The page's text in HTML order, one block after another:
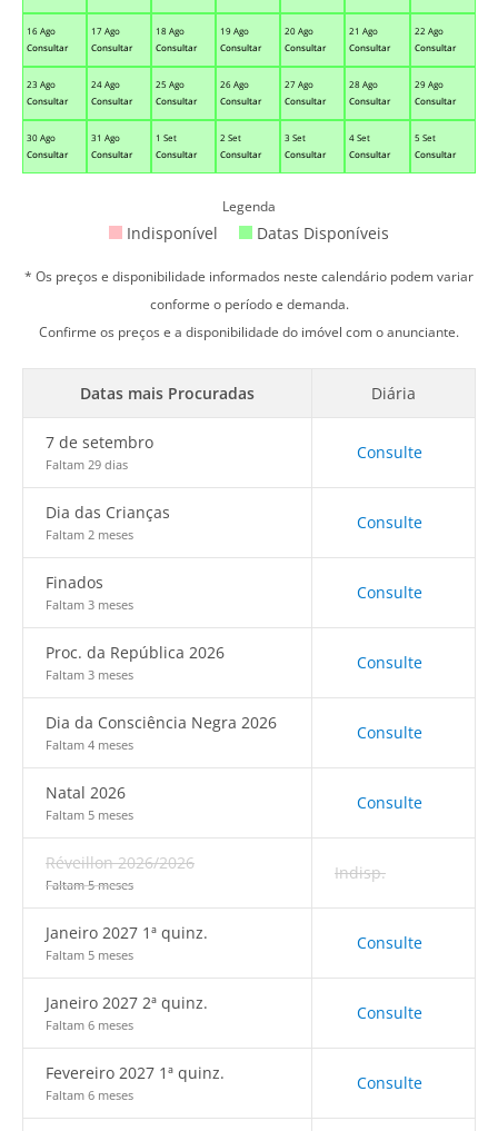
16 Ago
Consultar
17 Ago
Consultar
18 Ago
Consultar
19 Ago
Consultar
20 Ago
Consultar
21 Ago
Consultar
22 Ago
Consultar
23 Ago
Consultar
24 Ago
Consultar
25 Ago
Consultar
26 Ago
Consultar
27 Ago
Consultar
28 Ago
Consultar
29 Ago
Consultar
30 Ago
Consultar
31 Ago
Consultar
1 Set
Consultar
2 Set
Consultar
3 Set
Consultar
4 Set
Consultar
5 Set
Consultar
Legenda
Indisponível Datas Disponíveis
* Os preços e disponibilidade informados neste calendário podem variar
conforme o período e demanda.
Confirme os preços e a disponibilidade do imóvel com o anunciante.
Datas mais Procuradas Diária
7 de setembro
Faltam 29 dias
Consulte
Dia das Crianças
Faltam 2 meses
Consulte
Finados
Faltam 3 meses
Consulte
Proc. da República 2026
Faltam 3 meses
Consulte
Dia da Consciência Negra 2026
Faltam 4 meses
Consulte
Natal 2026
Faltam 5 meses
Consulte
Réveillon 2026/2026
Faltam 5 meses
Indisp.
Janeiro 2027 1ª quinz.
Faltam 5 meses
Consulte
Janeiro 2027 2ª quinz.
Faltam 6 meses
Consulte
Fevereiro 2027 1ª quinz.
Faltam 6 meses
Consulte